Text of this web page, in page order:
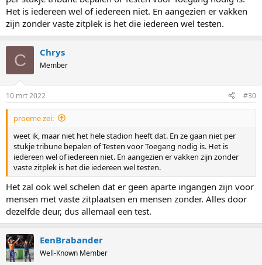
Het is iedereen wel of iedereen niet. En aangezien er vakken
zijn zonder vaste zitplek is het die iedereen wel testen.
C Chrys
Member
10 mrt 2022 #30
proeme zei:
weet ik, maar niet het hele stadion heeft dat. En ze gaan niet per
stukje tribune bepalen of Testen voor Toegang nodig is. Het is
iedereen wel of iedereen niet. En aangezien er vakken zijn zonder
vaste zitplek is het die iedereen wel testen.
Het zal ook wel schelen dat er geen aparte ingangen zijn voor
mensen met vaste zitplaatsen en mensen zonder. Alles door
dezelfde deur, dus allemaal een test.
EenBrabander
Well-Known Member